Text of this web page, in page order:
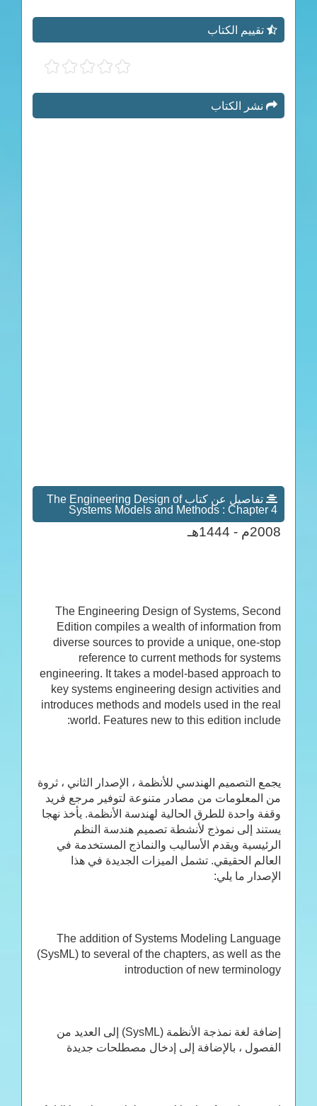
تقييم الكتاب
نشر الكتاب
تفاصيل عن كتاب The Engineering Design of
Systems Models and Methods : Chapter 4
2008م - 1444هـ
The Engineering Design of Systems, Second
Edition compiles a wealth of information from
diverse sources to provide a unique, one-stop
reference to current methods for systems
engineering. It takes a model-based approach to
key systems engineering design activities and
introduces methods and models used in the real
world. Features new to this edition include:
يجمع التصميم الهندسي للأنظمة ، الإصدار الثاني ، ثروة
من المعلومات من مصادر متنوعة لتوفير مرجع فريد
وقفة واحدة للطرق الحالية لهندسة الأنظمة. يأخذ نهجا
يستند إلى نموذج لأنشطة تصميم هندسة النظم
الرئيسية ويقدم الأساليب والنماذج المستخدمة في
العالم الحقيقي. تشمل الميزات الجديدة في هذا
الإصدار ما يلي:
The addition of Systems Modeling Language
(SysML) to several of the chapters, as well as the
introduction of new terminology
إضافة لغة نمذجة الأنظمة (SysML) إلى العديد من
الفصول ، بالإضافة إلى إدخال مصطلحات جديدة